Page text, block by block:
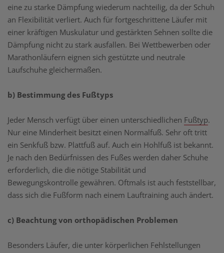
eine zu starke Dämpfung wiederum nachteilig, da der Schuh
an Flexibilität verliert. Auch für fortgeschrittene Läufer mit
einer kräftigen Muskulatur und gestärkten Sehnen sollte die
Dämpfung nicht zu stark ausfallen. Bei Wettbewerben oder
Marathonläufern eignen sich gestützte und neutrale
Laufschuhe gleichermaßen.
b) Bestimmung des Fußtyps
Jeder Mensch verfügt über einen unterschiedlichen Fußtyp.
Nur eine Minderheit besitzt einen Normalfuß. Sehr oft tritt
ein Senkfuß bzw. Plattfuß auf. Auch ein Hohlfuß ist bekannt.
Je nach den Bedürfnissen des Fußes werden daher Schuhe
erforderlich, die die nötige Stabilität und
Bewegungskontrolle gewähren. Oftmals ist auch feststellbar,
dass sich die Fußform nach einem Lauftraining auch ändert.
c) Beachtung von orthopädischen Problemen
Besonders Läufer, die unter körperlichen Fehlstellungen